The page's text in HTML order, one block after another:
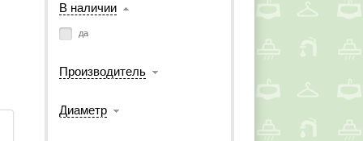
В наличии
да
Производитель
Диаметр